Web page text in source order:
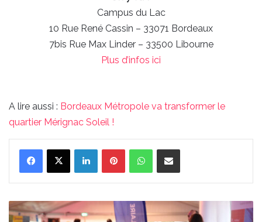
Campus du Lac
10 Rue René Cassin – 33071 Bordeaux
7bis Rue Max Linder – 33500 Libourne
Plus d’infos ici
A lire aussi : Bordeaux Métropole va transformer le
quartier Mérignac Soleil !
LinkedinPinterestWhatsAppPartager par email
Le
Village